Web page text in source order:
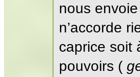
nous
n’accorde
caprice soit
pouvoirs (